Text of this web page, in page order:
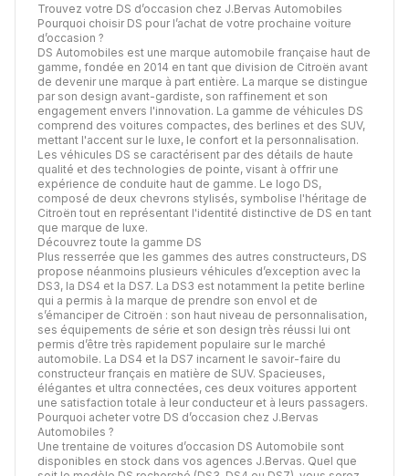
Trouvez votre DS d’occasion chez J.Bervas Automobiles
Pourquoi choisir DS pour l’achat de votre prochaine voiture
d’occasion ?
DS Automobiles est une marque automobile française haut de
gamme, fondée en 2014 en tant que division de Citroën avant
de devenir une marque à part entière. La marque se distingue
par son design avant-gardiste, son raffinement et son
engagement envers l'innovation. La gamme de véhicules DS
comprend des voitures compactes, des berlines et des SUV,
mettant l'accent sur le luxe, le confort et la personnalisation.
Les véhicules DS se caractérisent par des détails de haute
qualité et des technologies de pointe, visant à offrir une
expérience de conduite haut de gamme. Le logo DS,
composé de deux chevrons stylisés, symbolise l'héritage de
Citroën tout en représentant l'identité distinctive de DS en tant
que marque de luxe.
Découvrez toute la gamme DS
Plus resserrée que les gammes des autres constructeurs, DS
propose néanmoins plusieurs véhicules d’exception avec la
DS3, la DS4 et la DS7. La DS3 est notamment la petite berline
qui a permis à la marque de prendre son envol et de
s’émanciper de Citroën : son haut niveau de personnalisation,
ses équipements de série et son design très réussi lui ont
permis d’être très rapidement populaire sur le marché
automobile. La DS4 et la DS7 incarnent le savoir-faire du
constructeur français en matière de SUV. Spacieuses,
élégantes et ultra connectées, ces deux voitures apportent
une satisfaction totale à leur conducteur et à leurs passagers.
Pourquoi acheter votre DS d’occasion chez J.Bervas
Automobiles ?
Une trentaine de voitures d’occasion DS Automobile sont
disponibles en stock dans vos agences J.Bervas. Quel que